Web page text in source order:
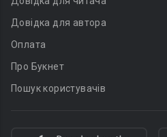
Довідка для автора
Оплата
Про Букнет
Пошук користувачів